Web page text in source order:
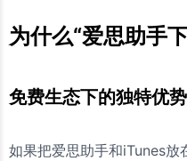
为什么“爱思助手
免费生态下的独特优
如果把爱思助手和iTunes放